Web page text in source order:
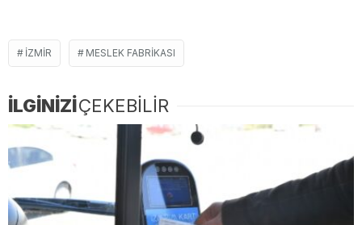
IZMIR MESLEK FABRIKASI
İLGİNİZİÇEKEBİLİR